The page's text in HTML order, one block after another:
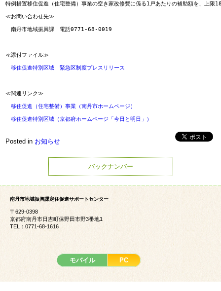
特例措置移住促進（住宅整備）事業の空き家改修費に係る1戸あたりの補助額を、上限
≪お問い合わせ先≫
南丹市地域振興課　電話0771-68-0019
≪添付ファイル≫
移住促進特別区域　緊急区制度プレスリリース
≪関連リンク≫
移住促進（住宅整備）事業（南丹市ホームページ）
移住促進特別区域（京都府ホームページ「今日と明日」）
Posted in お知らせ
バックナンバー
南丹市地域振興課定住促進サポートセンター
〒629-0398
京都府南丹市日吉町保野田市野3番地1
TEL：0771-68-1616
モバイル PC